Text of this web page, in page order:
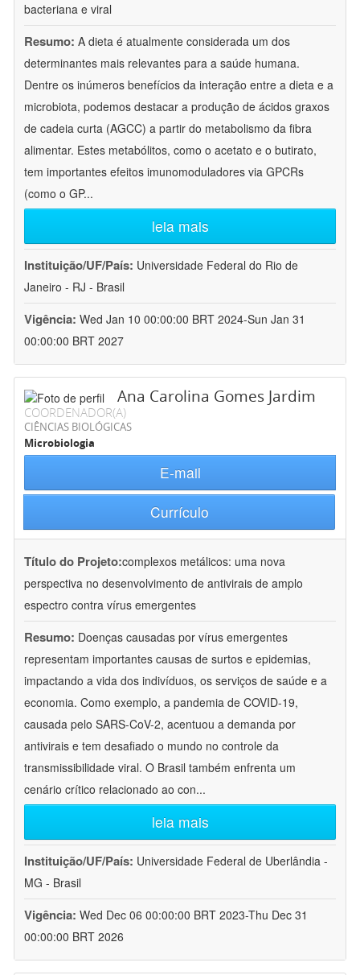
bacteriana e viral
Resumo: A dieta é atualmente considerada um dos
determinantes mais relevantes para a saúde humana.
Dentre os inúmeros benefícios da interação entre a dieta e a
microbiota, podemos destacar a produção de ácidos graxos
de cadeia curta (AGCC) a partir do metabolismo da fibra
alimentar. Estes metabólitos, como o acetato e o butirato,
tem importantes efeitos imunomoduladores via GPCRs
(como o GP...
leia mais
Instituição/UF/País: Universidade Federal do Rio de
Janeiro - RJ - Brasil
Vigência: Wed Jan 10 00:00:00 BRT 2024-Sun Jan 31
00:00:00 BRT 2027
Ana Carolina Gomes Jardim
COORDENADOR(A)
CIÊNCIAS BIOLÓGICAS
Microbiologia
E-mail
Currículo
Título do Projeto:complexos metálicos: uma nova
perspectiva no desenvolvimento de antivirais de amplo
espectro contra vírus emergentes
Resumo: Doenças causadas por vírus emergentes
representam importantes causas de surtos e epidemias,
impactando a vida dos indivíduos, os serviços de saúde e a
economia. Como exemplo, a pandemia de COVID-19,
causada pelo SARS-CoV-2, acentuou a demanda por
antivirais e tem desafiado o mundo no controle da
transmissibilidade viral. O Brasil também enfrenta um
cenário crítico relacionado ao con...
leia mais
Instituição/UF/País: Universidade Federal de Uberlândia -
MG - Brasil
Vigência: Wed Dec 06 00:00:00 BRT 2023-Thu Dec 31
00:00:00 BRT 2026